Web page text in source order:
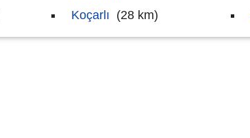
Koçarlı (28 km)